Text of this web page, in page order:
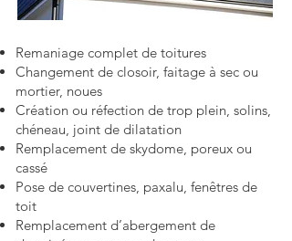
Remaniage complet de toitures
Changement de closoir, faitage à sec ou
mortier, noues
Création ou réfection de trop plein, solins,
chéneau, joint de dilatation
Remplacement de skydome, poreux ou
cassé
Pose de couvertines, paxalu, fenêtres de
toit
Remplacement d’abergement de